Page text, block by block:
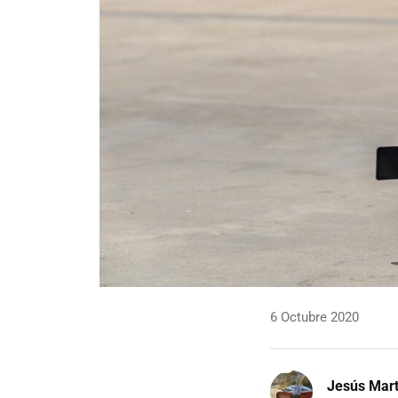
6 Octubre 2020
Jesús